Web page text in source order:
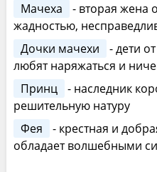
Мачеха
- вторая жена
жадностью,
Дочки мачехи
- дети
любят наряжаться и
Принц
- наследник
решительную натуру
Фея
- крестная и
обладает волшебными